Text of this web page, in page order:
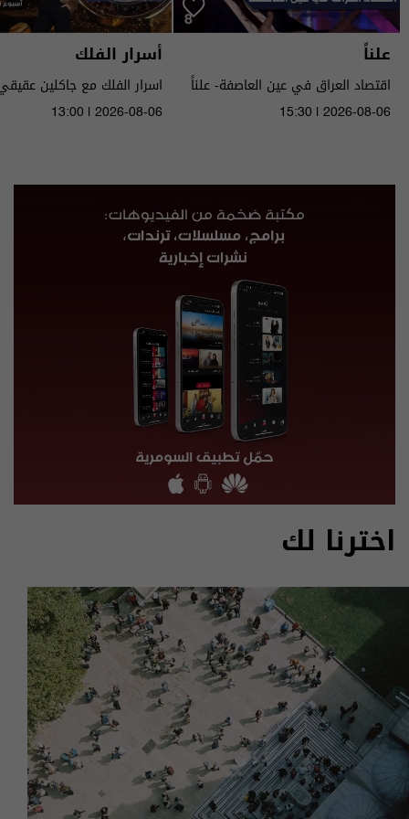
علناً
اقتصاد العراق في عين العاصفة- علناً
م٥ - الحلقة ٨ | الموسم ٥
15:30 | 2026-08-06
أسرار الفلك
الى ١٤ آب ٢٠٢٦ | 2026
13:00 | 2026-08-06
اخترنا لك